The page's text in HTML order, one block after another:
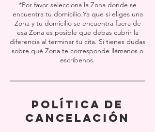
*Por favor selecciona la Zona donde se
encuentra tu domicilio.Ya que si eliges una
Zona y tu domicilio se encuentra fuera de
esa Zona es posible que debas cubrir la
diferencia al terminar tu cita. Si tienes dudas
sobre qué Zona te corresponde llámanos o
escríbenos.
Política de
cancelación